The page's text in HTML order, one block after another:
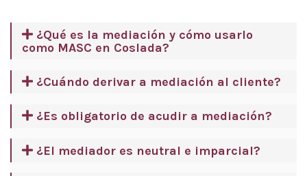
¿Qué es la mediación y cómo usarlo
como MASC en Coslada?
¿Cuándo derivar a mediación al cliente?
¿Es obligatorio de acudir a mediación?
¿El mediador es neutral e imparcial?